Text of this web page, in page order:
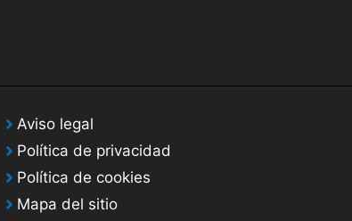
Aviso legal
Política de privacidad
Política de cookies
Mapa del sitio